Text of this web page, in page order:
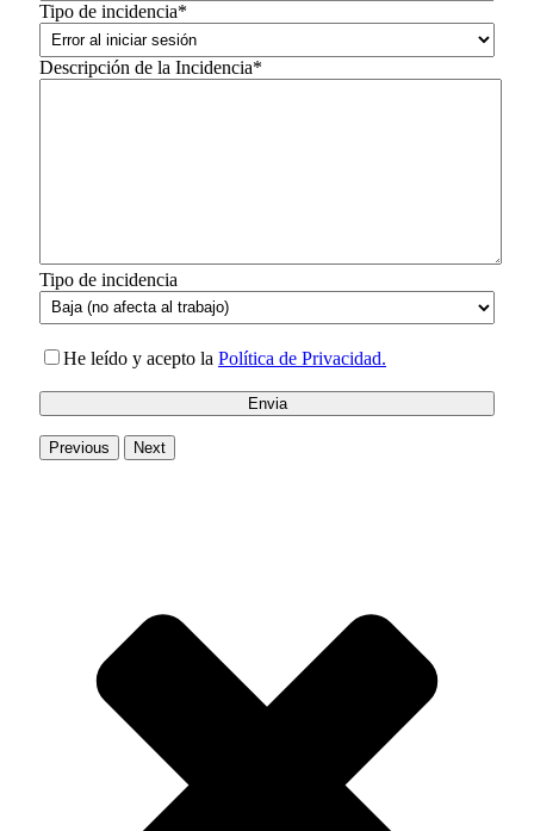
Tipo de incidencia*
Descripción de la Incidencia*
Tipo de incidencia
He leído y acepto la Política de Privacidad.
Previous Next